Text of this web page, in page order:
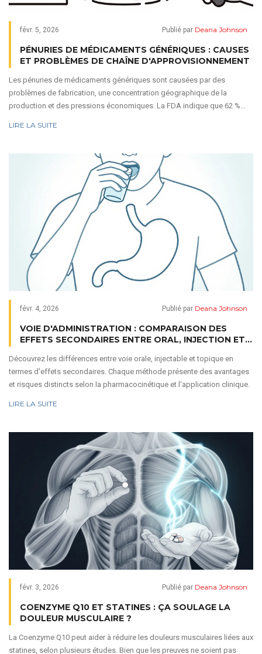
févr. 5, 2026 Publié par Deana Johnson
PÉNURIES DE MÉDICAMENTS GÉNÉRIQUES : CAUSES
ET PROBLÈMES DE CHAÎNE D'APPROVISIONNEMENT
Les pénuries de médicaments génériques sont causées par des
problèmes de fabrication, une concentration géographique de la
production et des pressions économiques. La FDA indique que 62 %
LIRE LA SUITE
févr. 4, 2026 Publié par Deana Johnson
VOIE D'ADMINISTRATION : COMPARAISON DES
EFFETS SECONDAIRES ENTRE ORAL, INJECTION ET
Découvrez les différences entre voie orale, injectable et topique en
termes d'effets secondaires. Chaque méthode présente des avantages
et risques distincts selon la pharmacocinétique et l'application clinique.
LIRE LA SUITE
févr. 3, 2026 Publié par Deana Johnson
COENZYME Q10 ET STATINES : ÇA SOULAGE LA
DOULEUR MUSCULAIRE ?
La Coenzyme Q10 peut aider à réduire les douleurs musculaires liées aux
statines, selon plusieurs études. Bien que les preuves ne soient pas